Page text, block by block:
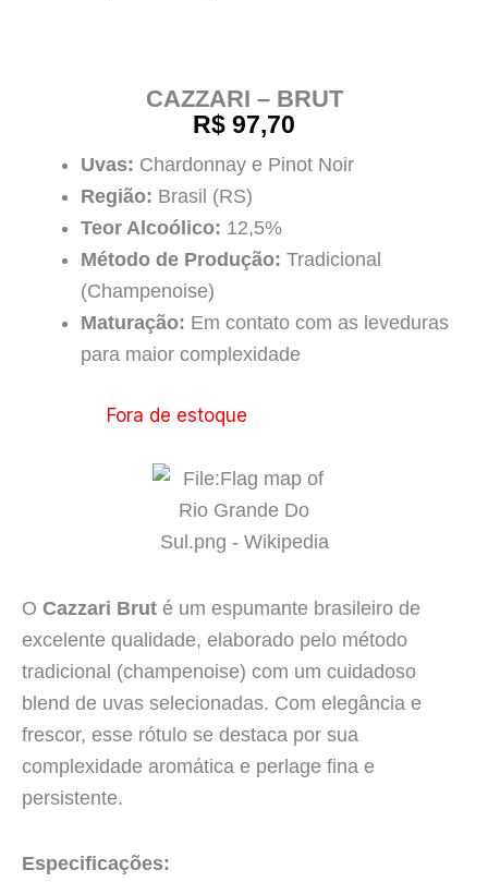
CAZZARI – BRUT
R$ 97,70
Uvas: Chardonnay e Pinot Noir
Região: Brasil (RS)
Teor Alcoólico: 12,5%
Método de Produção: Tradicional
(Champenoise)
Maturação: Em contato com as leveduras
para maior complexidade
Fora de estoque
O Cazzari Brut é um espumante brasileiro de
excelente qualidade, elaborado pelo método
tradicional (champenoise) com um cuidadoso
blend de uvas selecionadas. Com elegância e
frescor, esse rótulo se destaca por sua
complexidade aromática e perlage fina e
persistente.
Especificações: